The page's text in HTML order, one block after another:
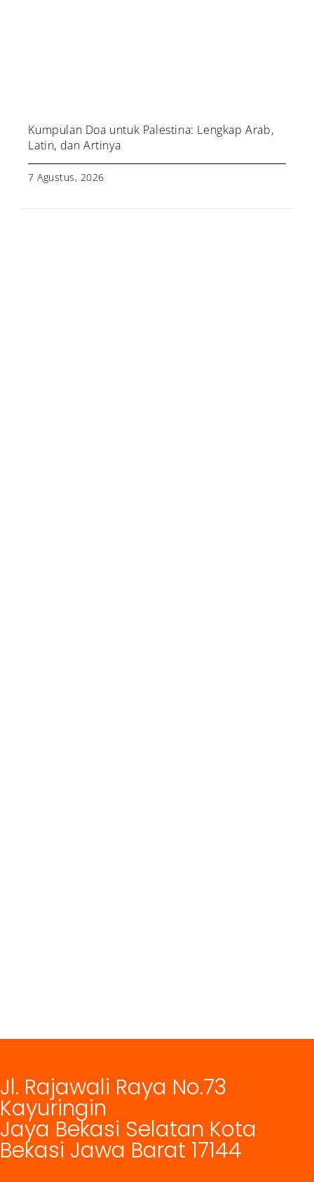
Kumpulan Doa untuk Palestina: Lengkap Arab,
Latin, dan Artinya
7 Agustus, 2026
Jl. Rajawali Raya No.73
Kayuringin
Jaya Bekasi Selatan Kota
Bekasi Jawa Barat 17144